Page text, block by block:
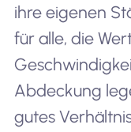
ihre eigenen
für alle, die
Abdeckung
gutes